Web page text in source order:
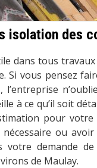
isolation des
dans tous
Si vous pensez
l’entreprise
à ce qu’il soit
pour votre
ou
votre demande
de Maulay.